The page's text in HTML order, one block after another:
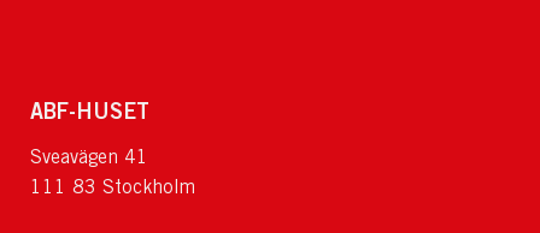
ABF-HUSET
Sveavägen 41
111 83 Stockholm